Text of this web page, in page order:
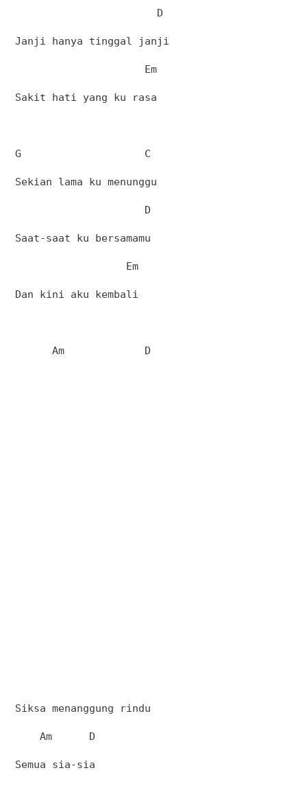
D
Janji hanya tinggal janji
Em
Sakit hati yang ku rasa
G C
Sekian lama ku menunggu
D
Saat-saat ku bersamamu
Em
Dan kini aku kembali
Am D
Siksa menanggung rindu
Am D
Semua sia-sia